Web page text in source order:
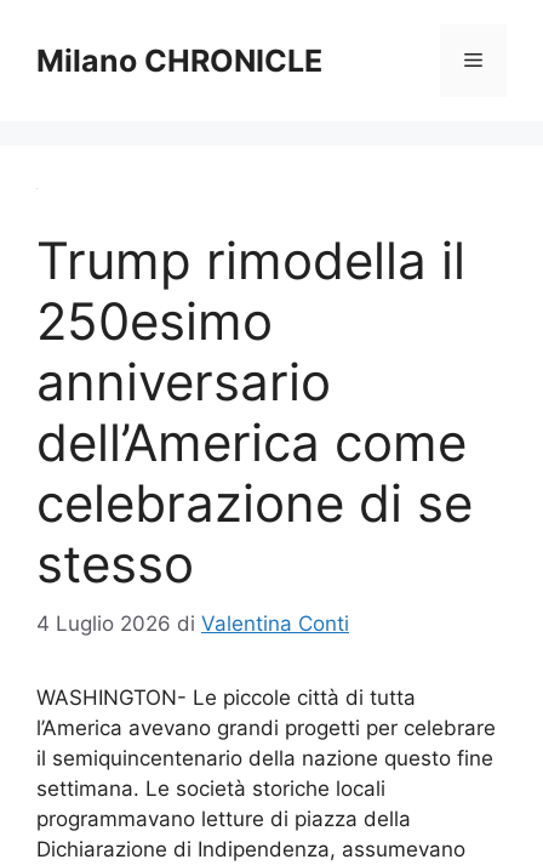
contenuto
Milano CHRONICLE Menu
Trump rimodella il
250esimo
anniversario
dell’America come
celebrazione di se
stesso
4 Luglio 2026 di Valentina Conti
WASHINGTON- Le piccole città di tutta
l’America avevano grandi progetti per celebrare
il semiquincentenario della nazione questo fine
settimana. Le società storiche locali
programmavano letture di piazza della
Dichiarazione di Indipendenza, assumevano